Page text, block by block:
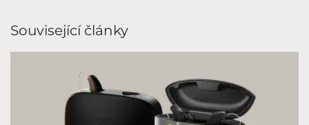
Související články